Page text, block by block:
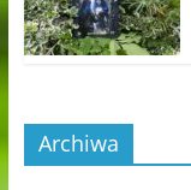
Archiwa